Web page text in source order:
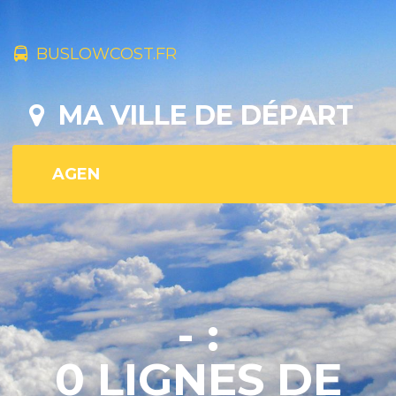
BUSLOWCOST.FR
MA VILLE DE DÉPART
- :
0 LIGNES DE